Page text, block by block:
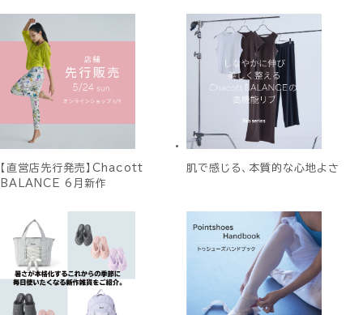
【直営店先行発売】Chacott
BALANCE 6月新作
肌で感じる、本質的な心地よさ